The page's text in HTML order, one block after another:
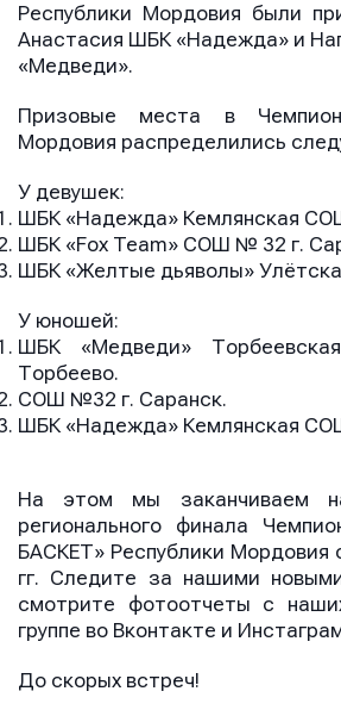
Республики Мордовия были
Анастасия ШБК «Надежда» и
«Медведи».
Призовые места в
Мордовия распределились
У девушек:
ШБК «Надежда» Кемлянская
ШБК «Fox Team» СОШ № 32 г.
ШБК «Желтые дьяволы»
У юношей:
ШБК «Медведи»
Торбеево.
СОШ №32 г. Саранск.
ШБК «Надежда» Кемлянская
На этом мы заканчиваем
регионального финала
БАСКЕТ» Республики Мордовия
гг. Следите за нашими
смотрите фотоотчеты с
группе во Вконтакте и
До скорых встреч!